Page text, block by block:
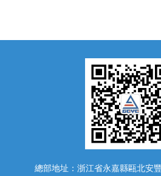
總部地址：浙江省永嘉縣甌北安